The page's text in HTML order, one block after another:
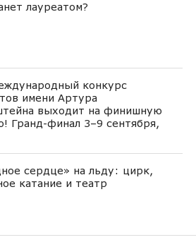
лауреатом?
конкурс
имени Артура
выходит на финишную
Гранд-финал 3–9 сентября,
сердце» на льду: цирк,
катание и театр